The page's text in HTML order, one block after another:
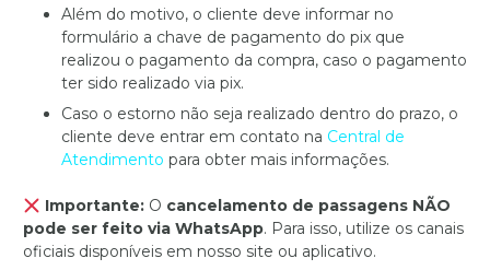
Além do motivo, o cliente deve informar no
formulário a chave de pagamento do pix que
realizou o pagamento da compra, caso o pagamento
ter sido realizado via pix.
Caso o estorno não seja realizado dentro do prazo, o
cliente deve entrar em contato na Central de
Atendimento para obter mais informações.
Importante:O cancelamento de passagens NÃO
pode ser feito via WhatsApp. Para isso, utilize os canais
oficiais disponíveis em nosso site ou aplicativo.